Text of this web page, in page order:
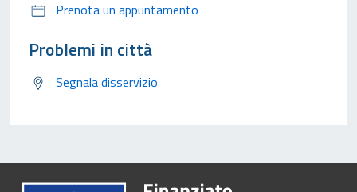
Prenota un appuntamento
Problemi in città
Segnala disservizio